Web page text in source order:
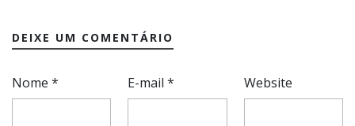
DEIXE UM COMENTÁRIO
Nome * E-mail* Website